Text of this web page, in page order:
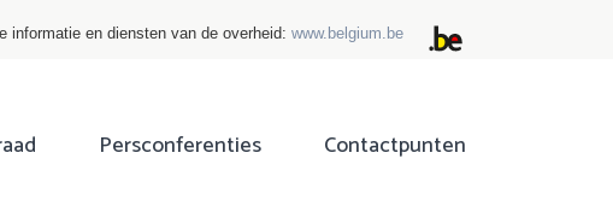
informatie en diensten van de overheid: www.belgium.be
Persconferenties Contactpunten